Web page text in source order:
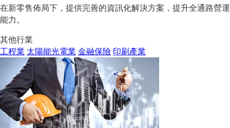
在新零售佈局下，提供完善的資訊化解決方案，提升全通路營運
能力。
其他行業
工程業 太陽能光電業 金融保險 印刷產業